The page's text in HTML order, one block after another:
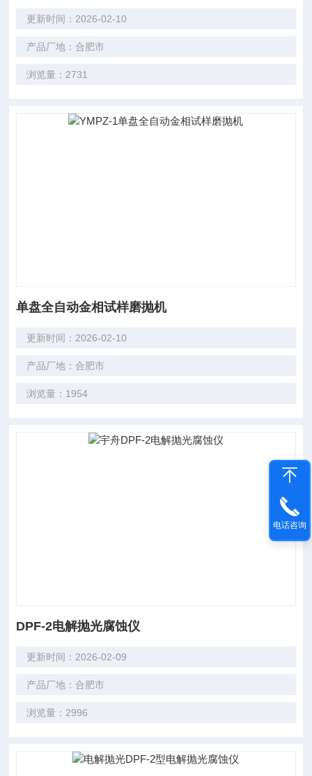
更新时间：2026-02-10
产品厂地：合肥市
浏览量：2731
单盘全自动金相试样磨抛机
更新时间：2026-02-10
产品厂地：合肥市
浏览量：1954
DPF-2电解抛光腐蚀仪
更新时间：2026-02-09
产品厂地：合肥市
浏览量：2996
电话咨询